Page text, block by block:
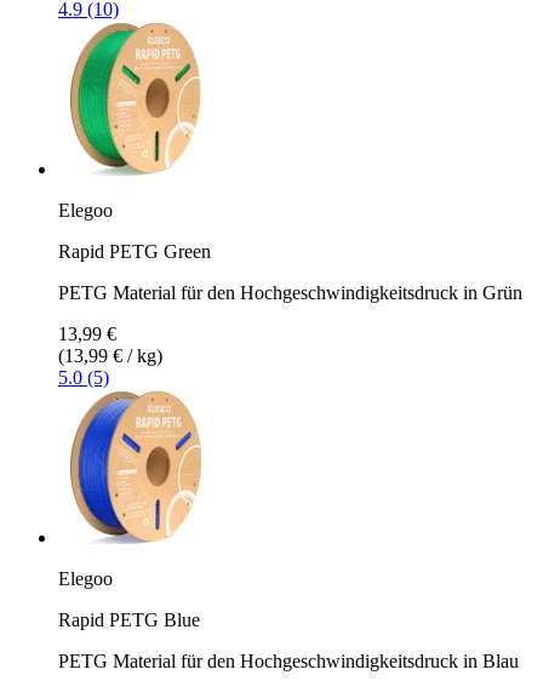
4.9 (10)
Elegoo
Rapid PETG Green
PETG Material für den Hochgeschwindigkeitsdruck in Grün
13,99 €
(13,99 € / kg)
5.0 (5)
Elegoo
Rapid PETG Blue
PETG Material für den Hochgeschwindigkeitsdruck in Blau